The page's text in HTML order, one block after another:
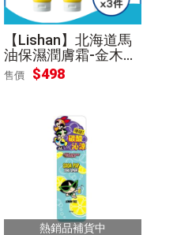
【Lishan】北海道馬
油保濕潤膚霜-金木犀
200g*3件[真品平行輸
入]
售價 $498
熱銷品補貨中